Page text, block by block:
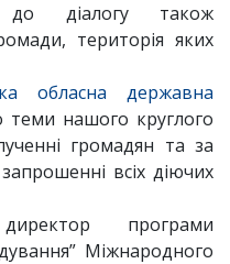
до діалогу також
територія яких
обласна державна
теми нашого круглого
громадян та за
всіх діючих
програми
Міжнародного